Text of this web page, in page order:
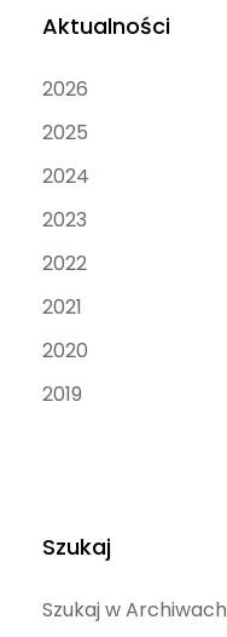
Aktualności
2026
2025
2024
2023
2022
2021
2020
2019
Szukaj
Szukaj w Archiwach